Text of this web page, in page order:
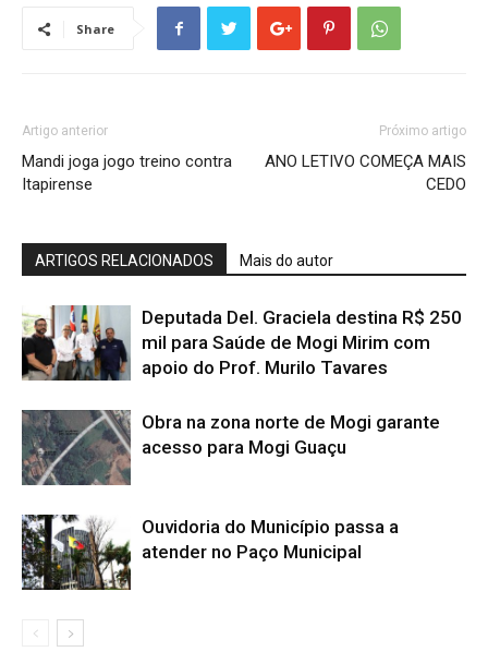
Share
Artigo anterior
Mandi joga jogo treino contra
Itapirense
Próximo artigo
ANO LETIVO COMEÇA MAIS
CEDO
ARTIGOS RELACIONADOS Mais do autor
Deputada Del. Graciela destina R$ 250
mil para Saúde de Mogi Mirim com
apoio do Prof. Murilo Tavares
Obra na zona norte de Mogi garante
acesso para Mogi Guaçu
Ouvidoria do Município passa a
atender no Paço Municipal